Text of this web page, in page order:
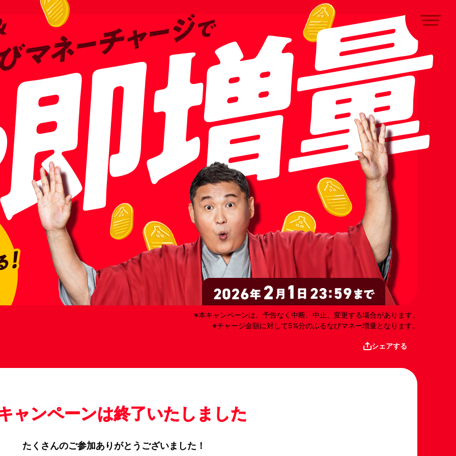
本キャンペーンは、予告なく中断、中止、変更する場合があります。
チャージ金額に対して5%分のふるなびマネー増量となります。
シェアする
ャンペーンは終了いたしました
たくさんのご参加ありがとうございました！